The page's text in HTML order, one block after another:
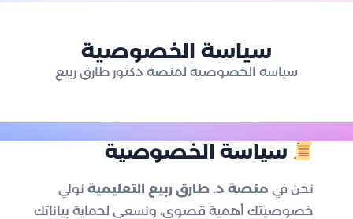
سياسة الخصوصية
سياسة الخصوصية لمنصة دكتور طارق ربيع
سياسة الخصوصية
نحن في منصة د. طارق ربيع التعليمية نولي
خصوصيتك أهمية قصوى، ونسعى لحماية بياناتك